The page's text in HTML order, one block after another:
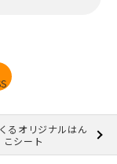
るオリジナルはん
こシート